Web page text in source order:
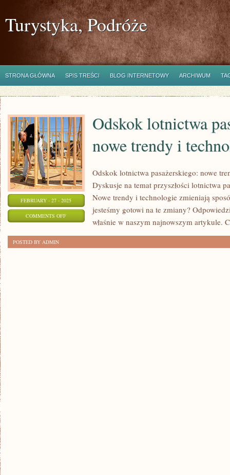
Turystyka, Podróże
STRONA GŁÓWNA SPIS TREŚCI BLOG INTERNETOWY ARCHIWUM
FEBRUARY - 27 - 2025
COMMENTS OFFON
Odskok lotnictwa
nowe trendy i
Odskok lotnictwa pasażerskiego: nowe
Dyskusje na temat przyszłości lotnictwa
Nowe trendy i technologie zmieniają
jesteśmy gotowi na te zmiany?
właśnie w naszym najnowszym artykule.
POSTED BY ADMIN